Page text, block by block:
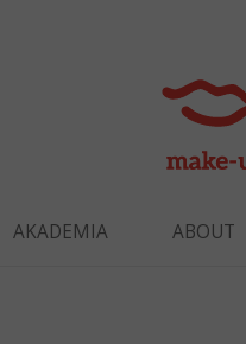
AKADEMIA ABOUT